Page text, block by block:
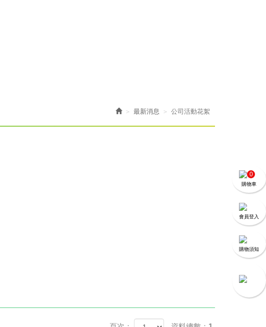
購物車
0
會員登入
購物須知
最新消息 公司活動花絮